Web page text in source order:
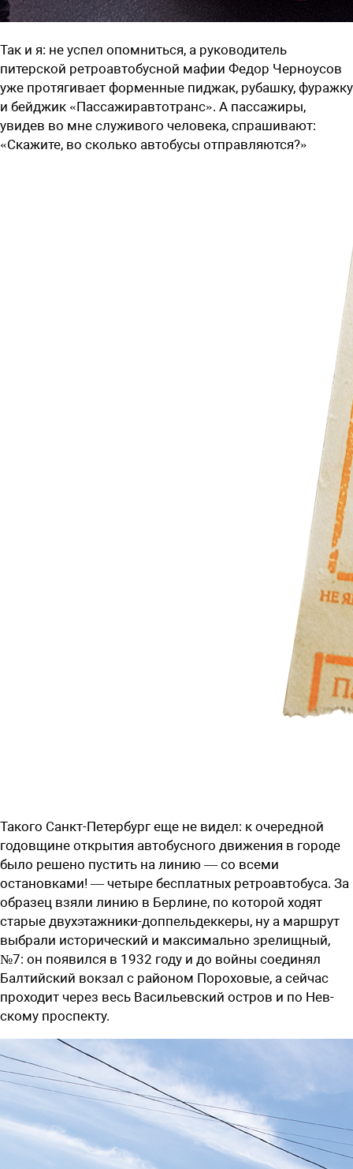
Так и я: не успел опомниться, а руководитель
питерской ретроавтобусной мафии Федор Черноусов
уже протягивает форменные пиджак, рубашку, фуражку
и бейджик «Пассажиравтотранс». А пассажиры,
увидев во мне служивого человека, спрашивают:
«Скажите, во сколько автобусы отправляются?»
Такого Санкт-Петербург еще не видел: к очередной
годовщине ­открытия ав­тобусного движения в городе
было решено пустить на линию — со всеми
остановками! — четыре бесплатных ­ретроавтобуса. За
образец взяли линию в Берлине, по которой ходят
старые двухэтажники-доппельдеккеры, ну а маршрут
выбрали исторический и максимально зрелищный,
№7: он появился в 1932 году и до войны соединял
Балтийский вокзал с районом Пороховые, а сейчас
проходит через весь Васильевский остров и по Нев­
скому проспекту.